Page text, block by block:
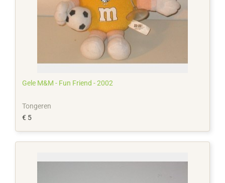
Gele M&M - Fun Friend - 2002
Tongeren
€ 5